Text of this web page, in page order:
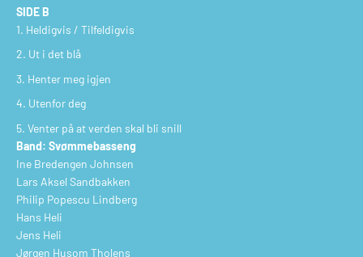
SIDE B
Heldigvis / Tilfeldigvis
Ut i det blå
Henter meg igjen
Utenfor deg
Venter på at verden skal bli snill
Band: Svømmebasseng
Ine Bredengen Johnsen
Lars Aksel Sandbakken
Philip Popescu Lindberg
Hans Heli
Jens Heli
Jørgen Husom Tholens